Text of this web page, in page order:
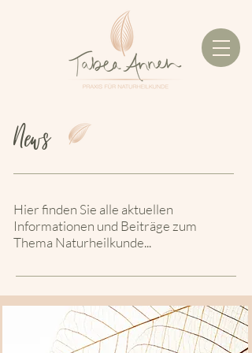
News
Hier finden Sie alle aktuellen
Informationen und Beiträge zum
Thema Naturheilkunde...